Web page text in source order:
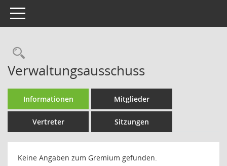
Toggle navigation
Rechercheauswahl
Verwaltungsausschuss
Informationen Mitglieder
Vertreter Sitzungen
Keine Angaben zum Gremium gefunden.